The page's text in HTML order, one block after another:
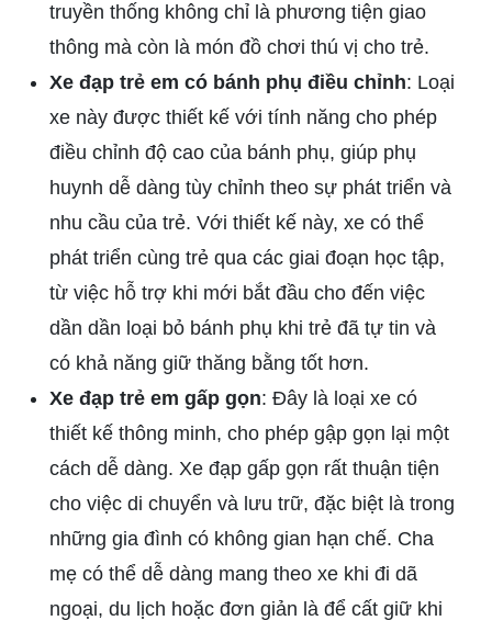
truyền thống không chỉ là phương tiện giao
thông mà còn là món đồ chơi thú vị cho trẻ.
Xe đạp trẻ em có bánh phụ điều chỉnh: Loại
xe này được thiết kế với tính năng cho phép
điều chỉnh độ cao của bánh phụ, giúp phụ
huynh dễ dàng tùy chỉnh theo sự phát triển và
nhu cầu của trẻ. Với thiết kế này, xe có thể
phát triển cùng trẻ qua các giai đoạn học tập,
từ việc hỗ trợ khi mới bắt đầu cho đến việc
dần dần loại bỏ bánh phụ khi trẻ đã tự tin và
có khả năng giữ thăng bằng tốt hơn.
Xe đạp trẻ em gấp gọn: Đây là loại xe có
thiết kế thông minh, cho phép gập gọn lại một
cách dễ dàng. Xe đạp gấp gọn rất thuận tiện
cho việc di chuyển và lưu trữ, đặc biệt là trong
những gia đình có không gian hạn chế. Cha
mẹ có thể dễ dàng mang theo xe khi đi dã
ngoại, du lịch hoặc đơn giản là để cất giữ khi